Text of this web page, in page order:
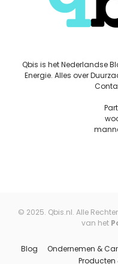
Qbis is het Nederlandse
Energie. Alles over
© 2025. Qbis.nl. Alle
van het
Blog Ondernemen &
Producten